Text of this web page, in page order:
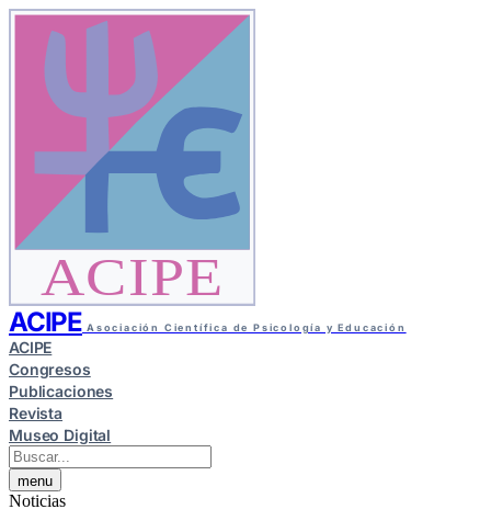
ACIPE
ACIPE Asociación Científica de Psicología y Educación
ACIPE
Congresos
Publicaciones
Revista
Museo Digital
menu
Noticias